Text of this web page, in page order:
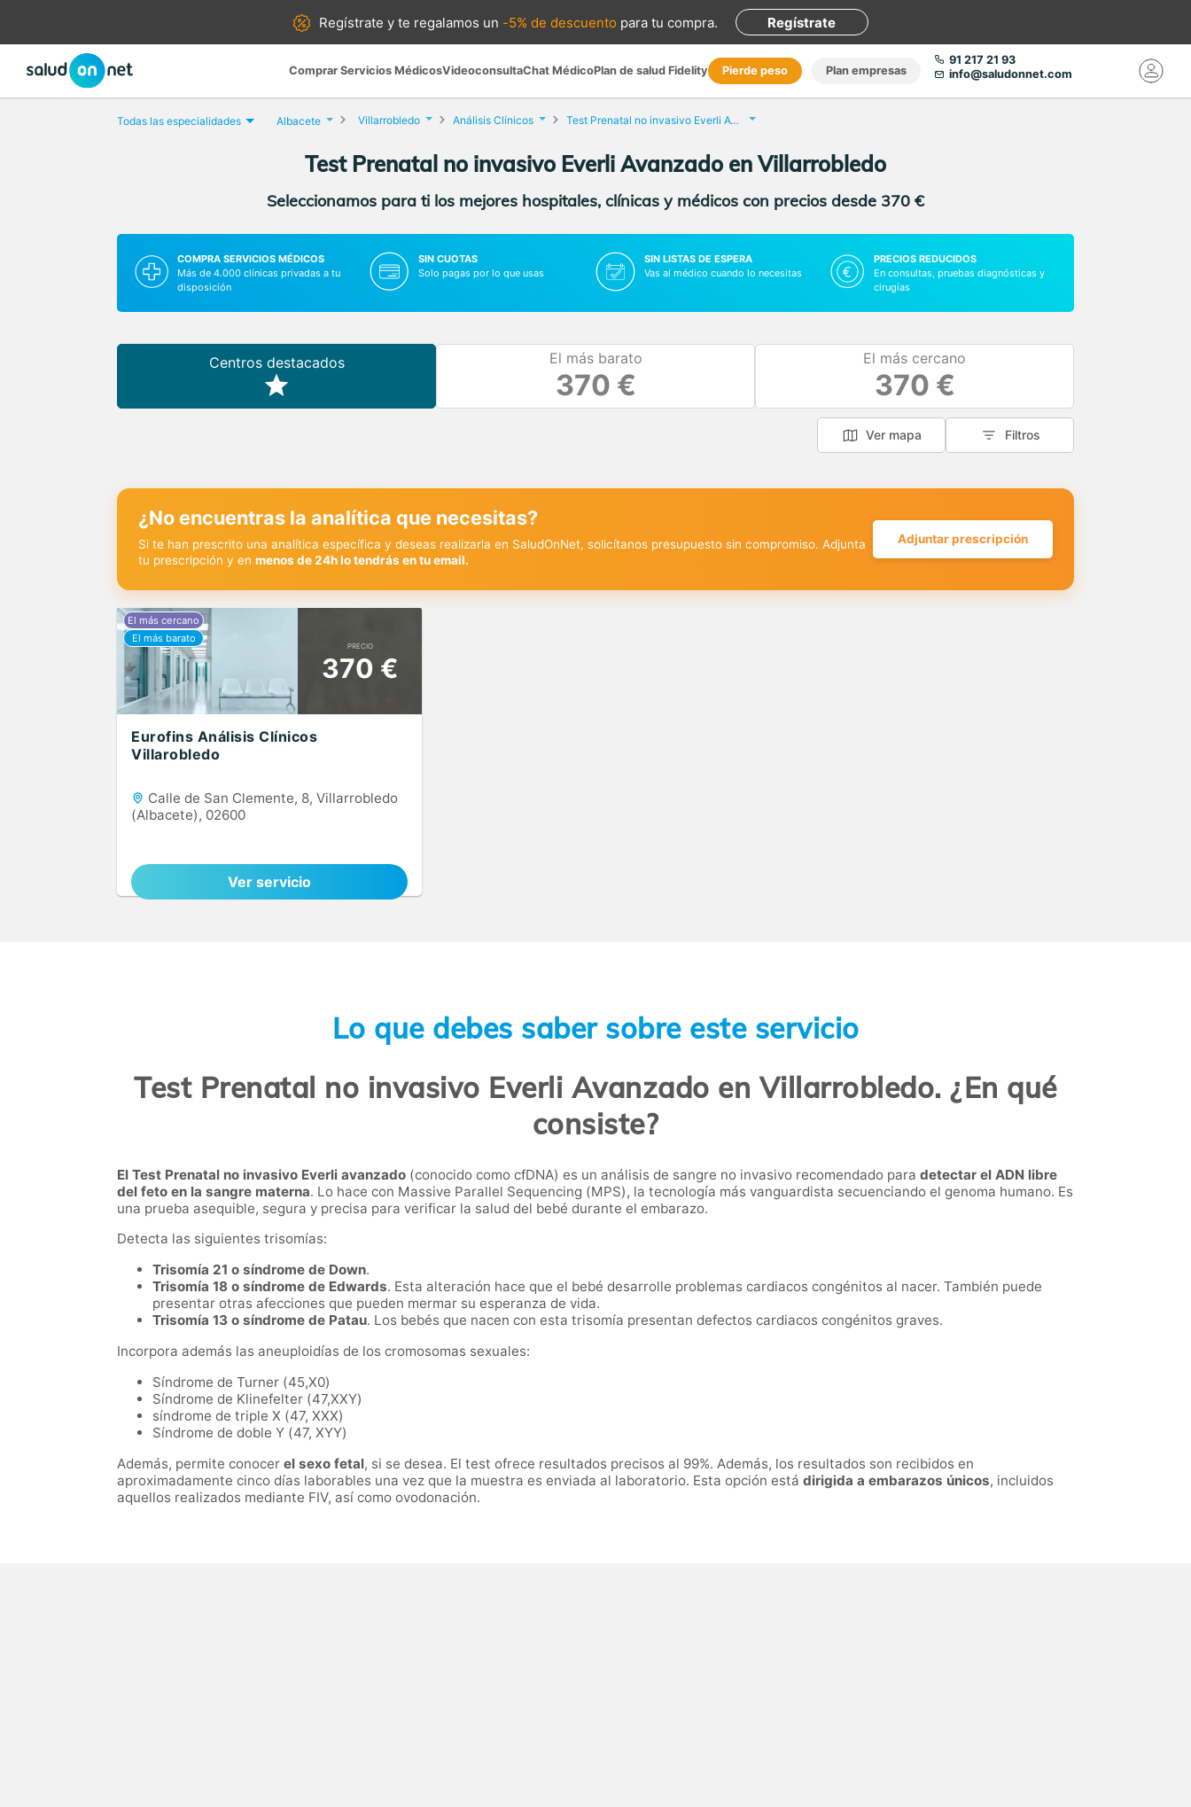
Regístrate yte regalamos un -5% de descuento para tu compra. Regístrate
Comprar Servicios MédicosVideoconsultaChat MédicoPlan de salud Fidelity Pierde peso Plan empresas
91 217 21 93
info@saludonnet.com
Todas las especialidades Albacete Villarrobledo Análisis Clínicos Test Prenatal no invasivo Everli Avanzado
Test Prenatal no invasivo Everli Avanzado en Villarrobledo
Seleccionamos para ti los mejores hospitales, clínicas y médicos con precios desde 370 €
COMPRA SERVICIOS MÉDICOS
Más de 4.000 clínicas privadas a tu
disposición
SIN CUOTAS
Solo pagas por lo que usas
SIN LISTAS DE ESPERA
Vas al médico cuando lo necesitas
PRECIOS REDUCIDOS
En consultas, pruebas diagnósticas y
cirugías
Centros destacados El más barato
370 €
El más cercano
370 €
Ver mapa Filtros
¿No encuentras la analítica que necesitas?
Si te han prescrito una analítica específica y deseas realizarla en SaludOnNet, solicítanos presupuesto sin compromiso. Adjunta
tu prescripción y en menos de 24h lo tendrás en tu email.
Adjuntar prescripción
PRECIO
370 €
Eurofins Análisis Clínicos
Villarobledo
Calle de San Clemente, 8, Villarrobledo
(Albacete), 02600
Ver servicio
Lo que debes saber sobre este servicio
Test Prenatal no invasivo Everli Avanzado en Villarrobledo. ¿En qué
consiste?
El Test Prenatal no invasivo Everli avanzado (conocido como cfDNA) es un análisis de sangre no invasivo recomendado para detectar el ADN libre
del feto en la sangre materna. Lo hace con Massive Parallel Sequencing (MPS), la tecnología más vanguardista secuenciando el genoma humano. Es
una prueba asequible, segura y precisa para verificar la salud del bebé durante el embarazo.
Detecta las siguientes trisomías:
Trisomía 21 o síndrome de Down.
Trisomía 18 o síndrome de Edwards. Esta alteración hace que el bebé desarrolle problemas cardiacos congénitos al nacer. También puede
presentar otras afecciones que pueden mermar su esperanza de vida.
Trisomía 13 o síndrome de Patau. Los bebés que nacen con esta trisomía presentan defectos cardiacos congénitos graves.
Incorpora además las aneuploidías de los cromosomas sexuales:
Síndrome de Turner (45,X0)
Síndrome de Klinefelter (47,XXY)
síndrome de triple X (47, XXX)
Síndrome de doble Y (47, XYY)
Además, permite conocer el sexo fetal, si se desea. El test ofrece resultados precisos al 99%. Además, los resultados son recibidos en
aproximadamente cinco días laborables una vez que la muestra es enviada al laboratorio. Esta opción está dirigida a embarazos únicos, incluidos
aquellos realizados mediante FIV, así como ovodonación.